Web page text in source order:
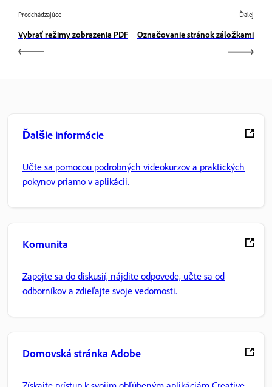
Predchádzajúce
Vybrať režimy zobrazenia PDF
Ďalej
Označovanie stránok záložkami
Ďalšie informácie
Učte sa pomocou podrobných videokurzov a praktických
pokynov priamo v aplikácii.
Komunita
Zapojte sa do diskusií, nájdite odpovede, učte sa od
odborníkov a zdieľajte svoje vedomosti.
Domovská stránka Adobe